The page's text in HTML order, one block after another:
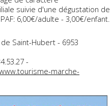
suivie d'une dégustation de
6,00€/adulte - 3,00€/enfant.
Saint-Hubert - 6953
-
marche-